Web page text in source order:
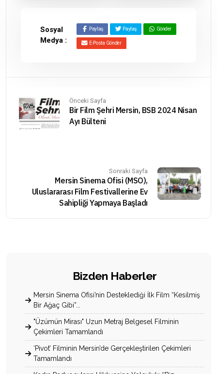
Sosyal
Medya :
Paylaş Paylaş Gönder
E-Posta Gönder
Önceki Sayfa
Bir Film Şehri Mersin, BSB 2024 Nisan
Ayı Bülteni
Sonraki Sayfa
Mersin Sinema Ofisi (MSO),
Uluslararası Film Festivallerine Ev
Sahipliği Yapmaya Başladı
Bizden Haberler
Mersin Sinema Ofisi’nin Desteklediği İlk Film “Kesilmiş
Bir Ağaç Gibi”...
"Üzümün Mirası" Uzun Metraj Belgesel Filminin
Çekimleri Tamamlandı
‘Pivot’ Filminin Mersin’de Gerçekleştirilen Çekimleri
Tamamlandı